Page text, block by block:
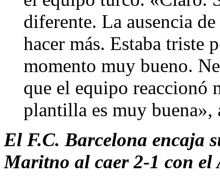
diferente. La ausencia
hacer más. Estaba triste
momento muy bueno.
que el equipo reaccionó
plantilla es muy
El F.C. Barcelona encaja
Maritno al caer 2-1 con el